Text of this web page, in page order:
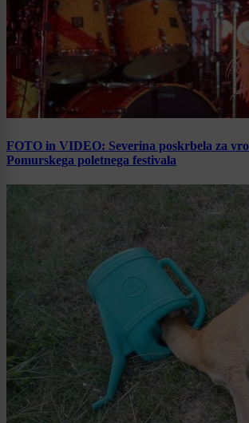
FOTO in VIDEO: Severina poskrbela za
Pomurskega poletnega festivala